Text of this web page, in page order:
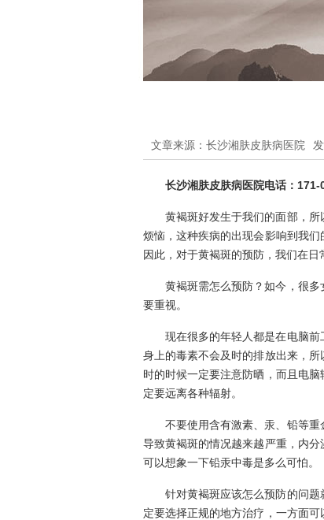
文章来源：长沙湘肤皮肤病医院
长沙湘肤皮肤病医院电话：
黄褐斑好发生于我们的面部，
烦恼，这种疾病的出现会影响到我们
因此，对于黄褐斑的预防，我们在日
黄褐斑需怎么预防？如今，很
要重视。
现在很多的年轻人都是在电脑前
身上的毒素不会及时的排放出来，
时的时候一定要注意防晒，而且电
定要远离各种辐射。
不要使用含有激素、汞、铅等
导致黄褐斑的情况越来越严重，内
可以想象一下铅汞中毒是多么可怕。
针对黄褐斑应该怎么预防的问
定要选择正规的地方治疗，一方面